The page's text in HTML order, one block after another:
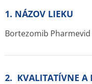
1. NÁZOV LIEKU
Bortezomib
2. KVALITATÍVNE A